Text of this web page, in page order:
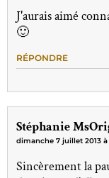
J'aurais aimé
🙂
RÉPONDRE
Stéphanie
dimanche 7 juillet 2013
Sincèrement la